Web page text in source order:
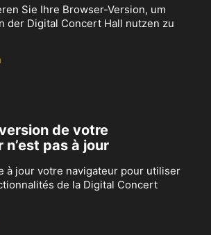
Sie Ihre Browser-Version, um
der Digital Concert Hall nutzen zu
de votre
pas à jour
à jour votre navigateur pour utiliser
de la Digital Concert